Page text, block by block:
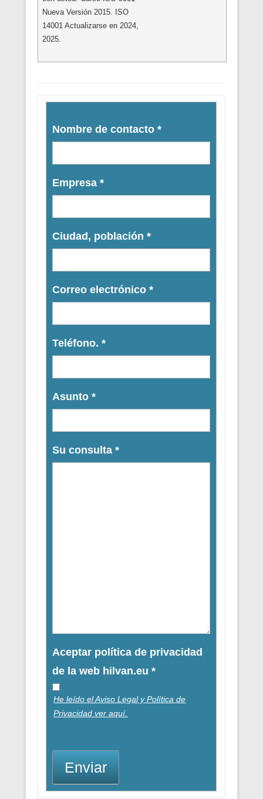
Nueva Versión 2015. ISO
14001 Actualizarse en 2024,
2025.
Nombre de contacto *
Empresa *
Ciudad, población *
Correo electrónico *
Teléfono. *
Asunto *
Su consulta *
Aceptar política de privacidad
de la web hilvan.eu *
He leído el Aviso Legal y Política de
Privacidad ver aquí.
Enviar